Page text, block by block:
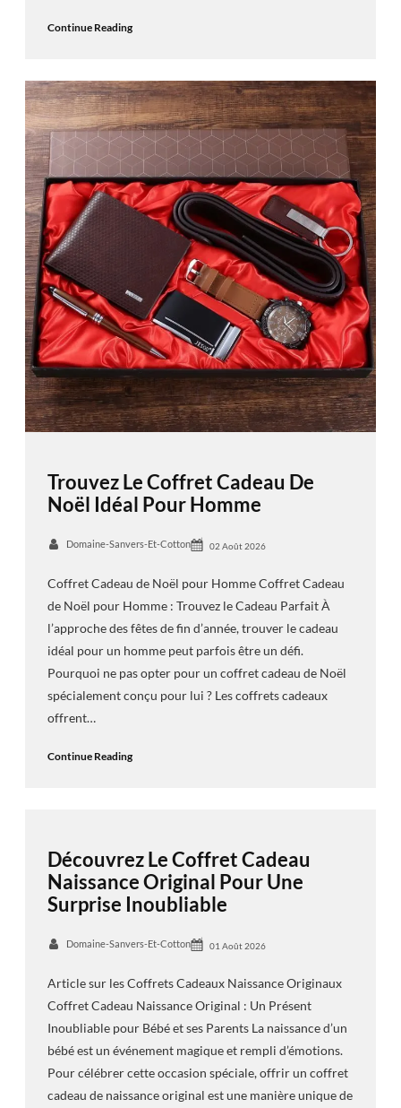
Continue Reading
Trouvez Le Coffret Cadeau De
Noël Idéal Pour Homme
Domaine-Sanvers-Et-Cotton 02 Août 2026
Coffret Cadeau de Noël pour Homme Coffret Cadeau
de Noël pour Homme : Trouvez le Cadeau Parfait À
l’approche des fêtes de fin d’année, trouver le cadeau
idéal pour un homme peut parfois être un défi.
Pourquoi ne pas opter pour un coffret cadeau de Noël
spécialement conçu pour lui ? Les coffrets cadeaux
offrent…
Continue Reading
Découvrez Le Coffret Cadeau
Naissance Original Pour Une
Surprise Inoubliable
Domaine-Sanvers-Et-Cotton 01 Août 2026
Article sur les Coffrets Cadeaux Naissance Originaux
Coffret Cadeau Naissance Original : Un Présent
Inoubliable pour Bébé et ses Parents La naissance d’un
bébé est un événement magique et rempli d’émotions.
Pour célébrer cette occasion spéciale, offrir un coffret
cadeau de naissance original est une manière unique de